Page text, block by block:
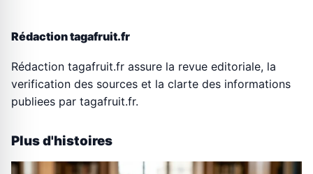
Rédaction tagafruit.fr
Rédaction tagafruit.fr assure la revue editoriale, la
verification des sources et la clarte des informations
publiees par tagafruit.fr.
Plus d'histoires